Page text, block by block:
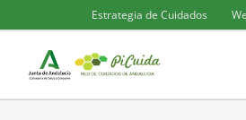
al
contenido
Estrategia de Cuidados